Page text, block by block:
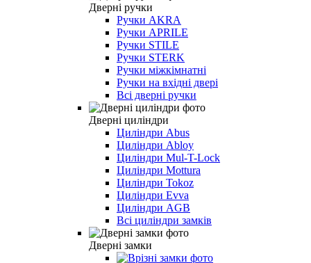
Дверні ручки
Ручки AKRA
Ручки APRILE
Ручки STILE
Ручки STERK
Ручки міжкімнатні
Ручки на вхідні двері
Всі дверні ручки
Дверні циліндри
Циліндри Abus
Циліндри Abloy
Циліндри Mul-T-Lock
Циліндри Mottura
Циліндри Tokoz
Циліндри Evva
Циліндри AGB
Всі циліндри замків
Дверні замки